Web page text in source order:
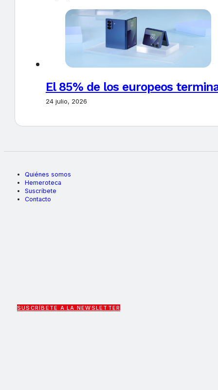
El 85% de los europeos
24 julio, 2026
Quiénes somos
Hemeroteca
Suscríbete
Contacto
SUSCRÍBETE A LA NEWSLETTER